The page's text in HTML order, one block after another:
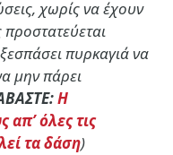
χωρίς να έχουν
προστατεύεται
πυρκαγιά να
μην πάρει
Η
απ’ όλες τις
τα δάση)